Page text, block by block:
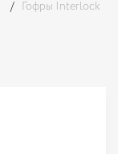
Гофры Interlock